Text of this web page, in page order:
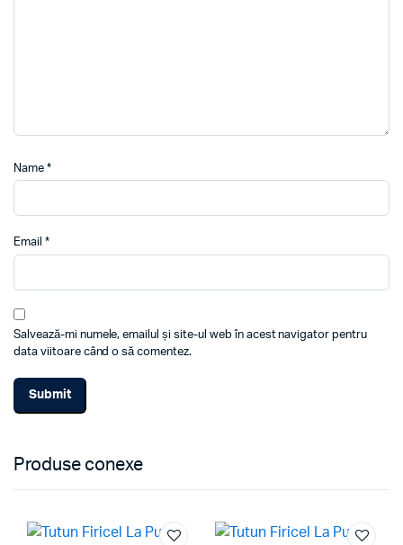
Name *
Email *
Salvează-mi numele, emailul și site-ul web în acest navigator pentru
data viitoare când o să comentez.
Produse conexe